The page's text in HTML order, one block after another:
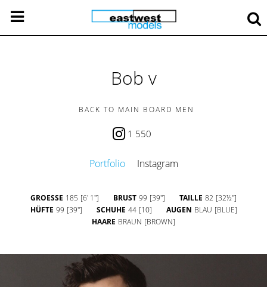
Bob v
BACK TO MAIN BOARD MEN
1 550
Portfolio Instagram
GROESSE 185 [6' 1''] BRUST 99 [39''] TAILLE 82 [32½'']
HÜFTE 99 [39''] SCHUHE 44 [10] AUGEN BLAU [BLUE]
HAARE BRAUN [BROWN]